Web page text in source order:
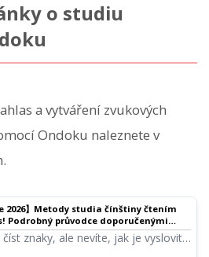
o studiu
a vytváření zvukových
Ondoku naleznete v
2026】Metody studia čínštiny čtením
Podrobný průvodce doporučenými
ukázkovými texty a jejich
znaky, ale nevíte, jak je vyslovit...